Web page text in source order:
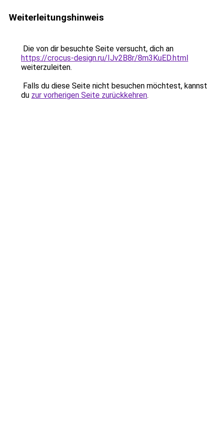
Weiterleitungshinweis
Die von dir besuchte Seite versucht, dich an
https://crocus-design.ru/IJv2B8r/8m3KuED.html
weiterzuleiten.
Falls du diese Seite nicht besuchen möchtest, kannst
du zur vorherigen Seite zurückkehren.